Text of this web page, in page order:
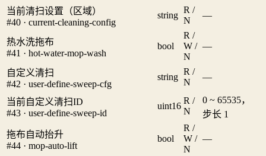
当前清扫设置（区域）
#40 · current-cleaning-config
string
R /
N
—
热水洗拖布
#41 · hot-water-mop-wash
bool
R /
W /
N
—
自定义清扫
#42 · user-define-sweep-cfg
string
R /
N
—
当前自定义清扫ID
#43 · user-define-sweep-id
uint16
R /
N
0 ~ 65535，
步长 1
拖布自动抬升
#44 · mop-auto-lift
bool
R /
W /
N
—